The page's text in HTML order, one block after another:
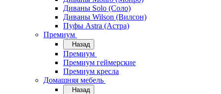
Диваны Solo (Соло)
Диваны Wilson (Вилсон)
Пуфы Astra (Астра)
Премиум
Назад
Премиум
Премиум геймерские
Премиум кресла
Домашняя мебель
Назад